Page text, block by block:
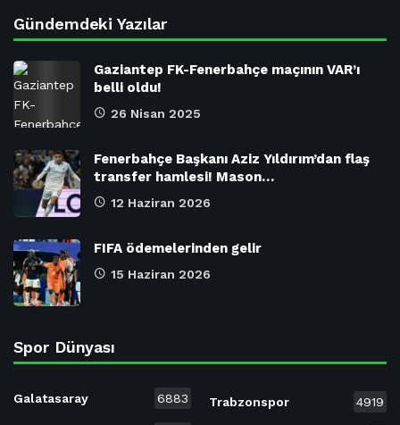
Gündemdeki Yazılar
Gaziantep FK-Fenerbahçe maçının VAR’ı
belli oldu!
26 Nisan 2025
Fenerbahçe Başkanı Aziz Yıldırım’dan flaş
transfer hamlesi! Mason…
12 Haziran 2026
FIFA ödemelerinden gelir
15 Haziran 2026
Spor Dünyası
Galatasaray 6883 Trabzonspor 4919